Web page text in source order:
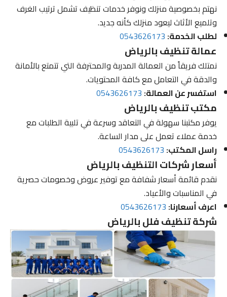
نهتم بخصوصية منزلك ونوفر خدمات تنظيف تشمل ترتيب الغرف
وتلميع الأثاث ليعود منزلك كأنه جديد.
لطلب الخدمة:0543626173
عمالة تنظيف بالرياض
نمتلك فريقاً من العمالة المدربة والمحترفة التي تتمتع بالأمانة
والدقة في التعامل مع كافة المحتويات.
استفسر عن العمالة:0543626173
مكتب تنظيف بالرياض
يوفر مكتبنا سهولة في التعاقد وسرعة في تلبية الطلبات مع
خدمة عملاء تعمل على مدار الساعة.
راسل المكتب:0543626173
أسعار شركات التنظيف بالرياض
نقدم قائمة أسعار شفافة مع توفير عروض وخصومات حصرية
في المناسبات والأعياد.
اعرف أسعارنا:0543626173
شركة تنظيف فلل بالرياض